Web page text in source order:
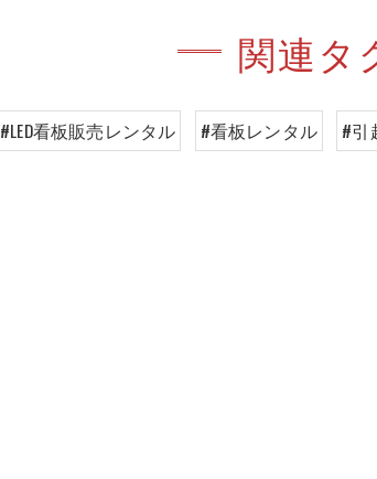
関連タ
#LED看板販売レンタル #看板レンタル #引